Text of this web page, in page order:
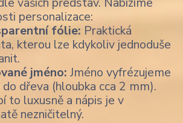
personalizace:
fólie: Praktická
kterou lze kdykoliv jednoduše
jméno:Jméno vyfrézujeme
dřeva (hloubka cca 2 mm).
to luxusně a nápis je v
nezničitelný.